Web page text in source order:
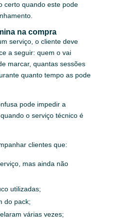
certo quando este pode
na compra
serviço, o cliente deve
a seguir: quem o vai
marcar, quantas sessões
quanto tempo as pode
pode impedir a
o serviço técnico é
clientes que:
mas ainda não
utilizadas;
do pack;
várias vezes;